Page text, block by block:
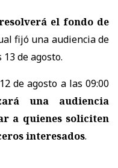
el fondo de
fijó una audiencia de
de agosto.
de agosto a las 09:00
una audiencia
a quienes soliciten
interesados.